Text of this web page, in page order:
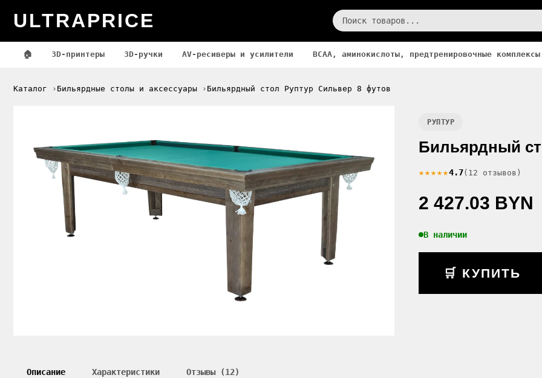
ULTRAPRICE
🏠 3D-принтеры 3D-ручки AV-ресиверы и усилители BCAA, аминокислоты, предтренировочные
Каталог Бильярдные столы и аксессуары Бильярдный стол Руптур Сильвер 8 футов
РУПТУР
Бильярдный
★★★★★4.7(12 отзывов)
2 427.03 BYN
В наличии
🛒 КУПИТЬ
Описание Характеристики Отзывы (12)